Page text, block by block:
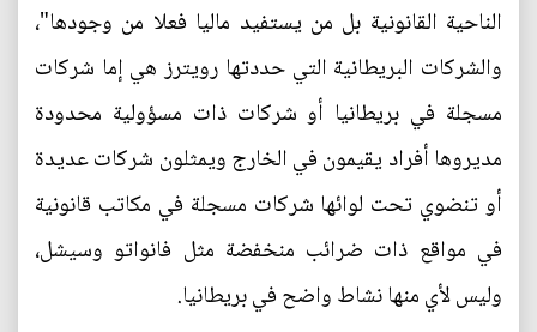
الناحية القانونية بل من يستفيد ماليا فعلا من وجودها"،
والشركات البريطانية التي حددتها رويترز هي إما شركات
مسجلة في بريطانيا أو شركات ذات مسؤولية محدودة
مديروها أفراد يقيمون في الخارج ويمثلون شركات عديدة
أو تنضوي تحت لوائها شركات مسجلة في مكاتب قانونية
في مواقع ذات ضرائب منخفضة مثل فانواتو وسيشل،
وليس لأي منها نشاط واضح في بريطانيا.